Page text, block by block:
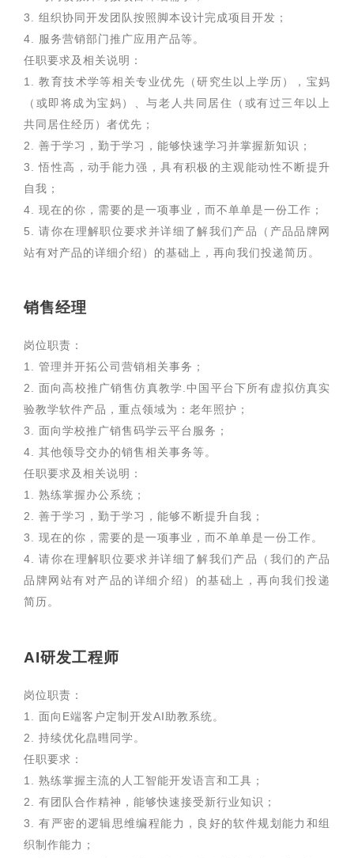
3. 组织协同开发团队按照脚本设计完成项目开发；
4. 服务营销部门推广应用产品等。
任职要求及相关说明：
1. 教育技术学等相关专业优先（研究生以上学历），宝妈
（或即将成为宝妈）、与老人共同居住（或有过三年以上
共同居住经历）者优先；
2. 善于学习，勤于学习，能够快速学习并掌握新知识；
3. 悟性高，动手能力强，具有积极的主观能动性不断提升
自我；
4. 现在的你，需要的是一项事业，而不单单是一份工作；
5. 请你在理解职位要求并详细了解我们产品（产品品牌网
站有对产品的详细介绍）的基础上，再向我们投递简历。
销售经理
岗位职责：
1. 管理并开拓公司营销相关事务；
2. 面向高校推广销售仿真教学.中国平台下所有虚拟仿真实
验教学软件产品，重点领域为：老年照护；
3. 面向学校推广销售码学云平台服务；
4. 其他领导交办的销售相关事务等。
任职要求及相关说明：
1. 熟练掌握办公系统；
2. 善于学习，勤于学习，能够不断提升自我；
3. 现在的你，需要的是一项事业，而不单单是一份工作。
4. 请你在理解职位要求并详细了解我们产品（我们的产品
品牌网站有对产品的详细介绍）的基础上，再向我们投递
简历。
AI研发工程师
岗位职责：
1. 面向E端客户定制开发AI助教系统。
2. 持续优化皛暳同学。
任职要求：
1. 熟练掌握主流的人工智能开发语言和工具；
2. 有团队合作精神，能够快速接受新行业知识；
3. 有严密的逻辑思维编程能力，良好的软件规划能力和组
织制作能力；